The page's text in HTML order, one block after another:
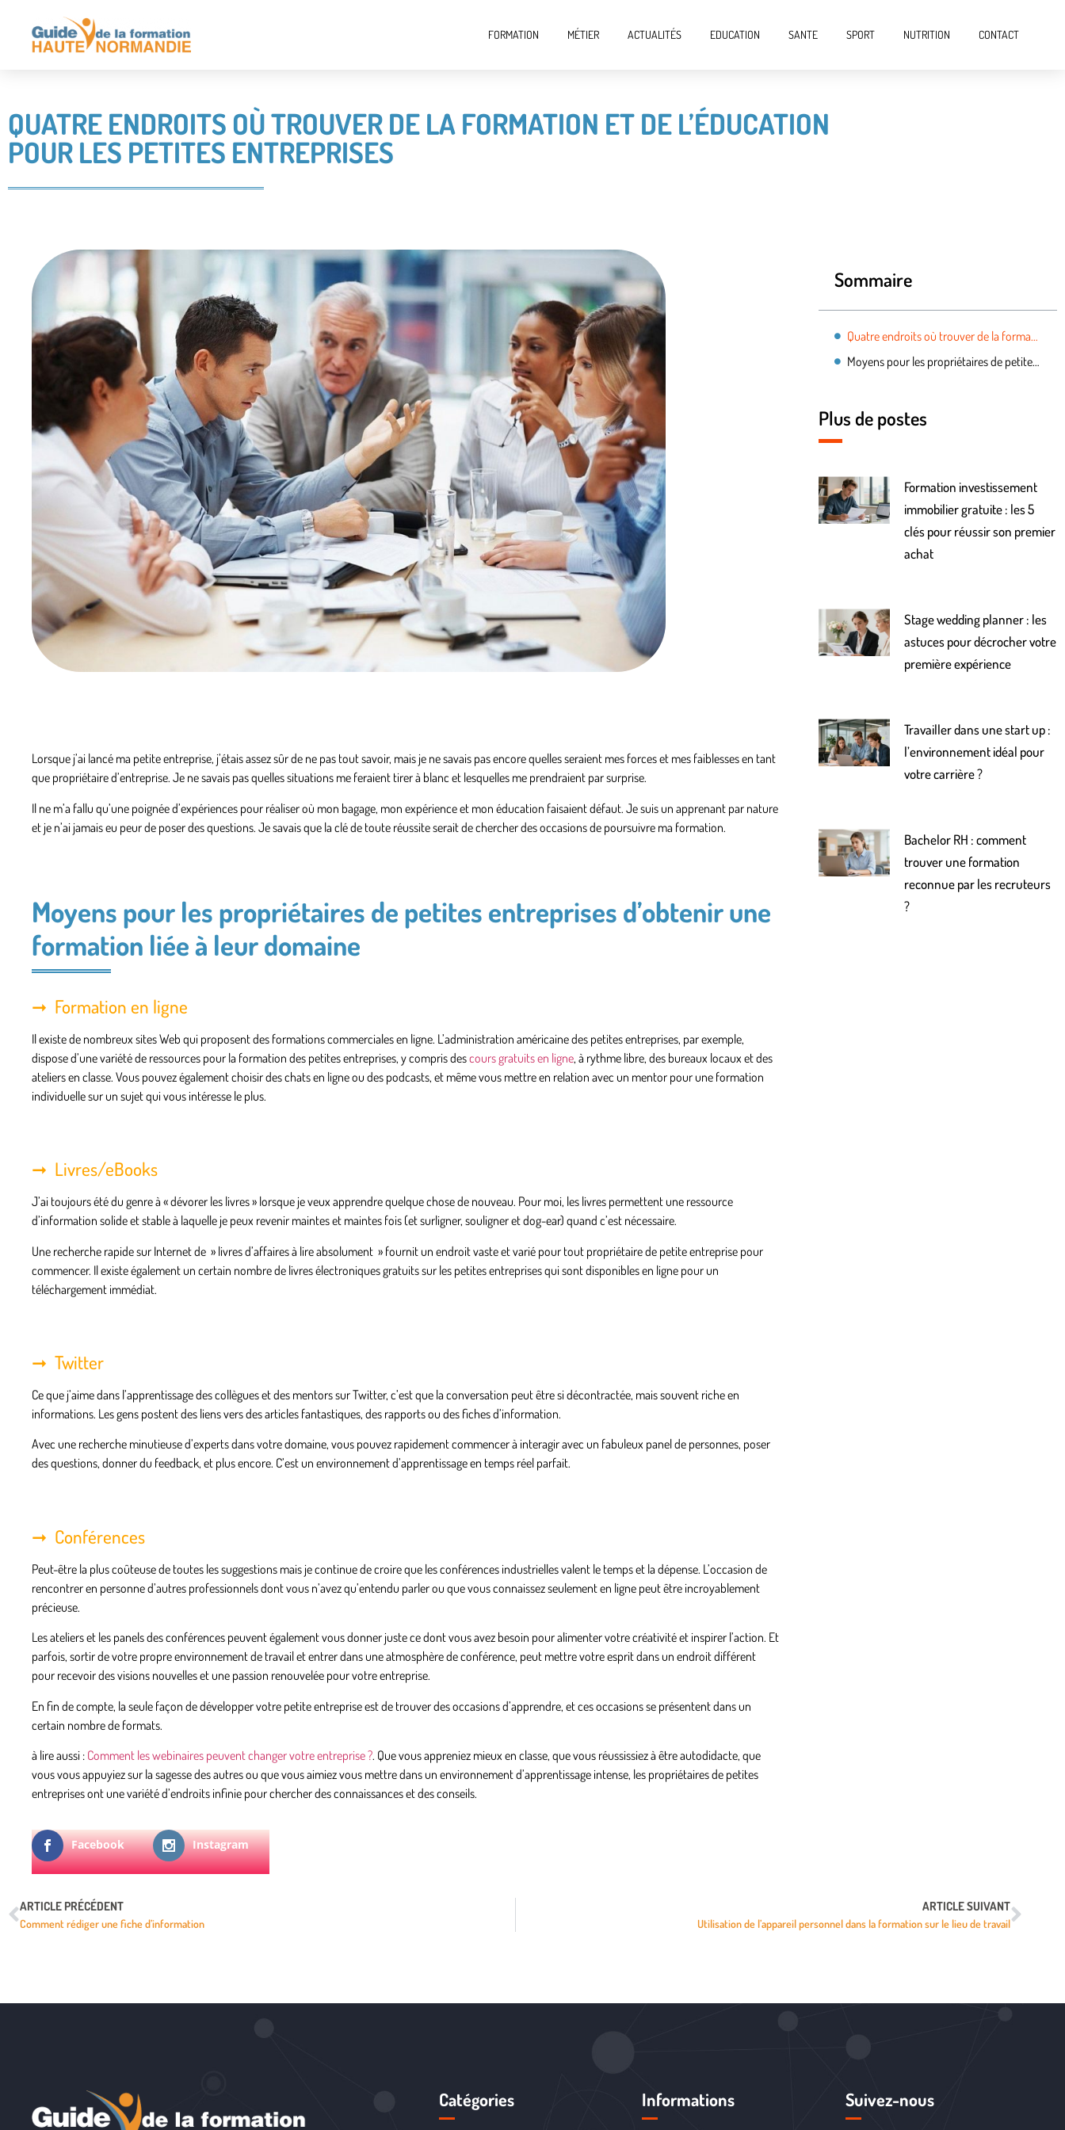
FORMATION MÉTIER ACTUALITÉS EDUCATION SANTE SPORT NUTRITION CONTACT
QUATRE ENDROITS OÙ TROUVER DE LA FORMATION ET DE L’ÉDUCATION
POUR LES PETITES ENTREPRISES
Lorsque j’ai lancé ma petite entreprise, j’étais assez sûr de ne pas tout savoir, mais je ne savais pas encore quelles seraient mes forces et mes faiblesses en tant
que propriétaire d’entreprise. Je ne savais pas quelles situations me feraient tirer à blanc et lesquelles me prendraient par surprise.
Il ne m’a fallu qu’une poignée d’expériences pour réaliser où mon bagage, mon expérience et mon éducation faisaient défaut. Je suis un apprenant par nature
et je n’ai jamais eu peur de poser des questions. Je savais que la clé de toute réussite serait de chercher des occasions de poursuivre ma formation.
Moyens pour les propriétaires de petites entreprises d’obtenir une
formation liée à leur domaine
Formation en ligne
Il existe de nombreux sites Web qui proposent des formations commerciales en ligne. L’administration américaine des petites entreprises, par exemple,
dispose d’une variété de ressources pour la formation des petites entreprises, y compris descours gratuits en ligne, à rythme libre, des bureaux locaux et des
ateliers en classe. Vous pouvez également choisir des chats en ligne ou des podcasts, et même vous mettre en relation avec un mentor pour une formation
individuelle sur un sujet qui vous intéresse le plus.
Livres/eBooks
J’ai toujours été du genre à « dévorer les livres » lorsque je veux apprendre quelque chose de nouveau. Pour moi, les livres permettent une ressource
d’information solide et stable à laquelle je peux revenir maintes et maintes fois (et surligner, souligner et dog-ear) quand c’est nécessaire.
Une recherche rapide sur Internet de » livres d’affaires à lire absolument » fournit un endroit vaste et varié pour tout propriétaire de petite entreprise pour
commencer. Il existe également un certain nombre de livres électroniques gratuits sur les petites entreprises qui sont disponibles en ligne pour un
téléchargement immédiat.
Twitter
Ce que j’aime dans l’apprentissage des collègues et des mentors sur Twitter, c’est que la conversation peut être si décontractée, mais souvent riche en
informations. Les gens postent des liens vers des articles fantastiques, des rapports ou des fiches d’information.
Avec une recherche minutieuse d’experts dans votre domaine, vous pouvez rapidement commencer à interagir avec un fabuleux panel de personnes, poser
des questions, donner du feedback, et plus encore. C’est un environnement d’apprentissage en temps réel parfait.
Conférences
Peut-être la plus coûteuse de toutes les suggestions mais je continue de croire que les conférences industrielles valent le temps et la dépense. L’occasion de
rencontrer en personne d’autres professionnels dont vous n’avez qu’entendu parler ou que vous connaissez seulement en ligne peut être incroyablement
précieuse.
Les ateliers et les panels des conférences peuvent également vous donner juste ce dont vous avez besoin pour alimenter votre créativité et inspirer l’action. Et
parfois, sortir de votre propre environnement de travail et entrer dans une atmosphère de conférence, peut mettre votre esprit dans un endroit différent
pour recevoir des visions nouvelles et une passion renouvelée pour votre entreprise.
En fin de compte, la seule façon de développer votre petite entreprise est de trouver des occasions d’apprendre, et ces occasions se présentent dans un
certain nombre de formats.
à lire aussi : Comment les webinaires peuvent changer votre entreprise ?. Que vous appreniez mieux en classe, que vous réussissiez à être autodidacte, que
vous vous appuyiez sur la sagesse des autres ou que vous aimiez vous mettre dans un environnement d’apprentissage intense, les propriétaires de petites
entreprises ont une variété d’endroits infinie pour chercher des connaissances et des conseils.
Facebook Instagram
Sommaire
Quatre endroits où trouver de la formation et de l’éducation pour les petites entreprises
Moyens pour les propriétaires de petites entreprises d’obtenir une formation liée à leur domaine
Plus de postes
Formation investissement
immobilier gratuite : les 5
clés pour réussir son premier
achat
Stage wedding planner : les
astuces pour décrocher votre
première expérience
Travailler dans une start up :
l’environnement idéal pour
votre carrière ?
Bachelor RH : comment
trouver une formation
reconnue par les recruteurs
?
ARTICLE PRÉCÉDENT
Comment rédiger une fiche d’information
ARTICLE SUIVANT
Utilisation de l’appareil personnel dans la formation sur le lieu de travail
Catégories Informations Suivez-nous